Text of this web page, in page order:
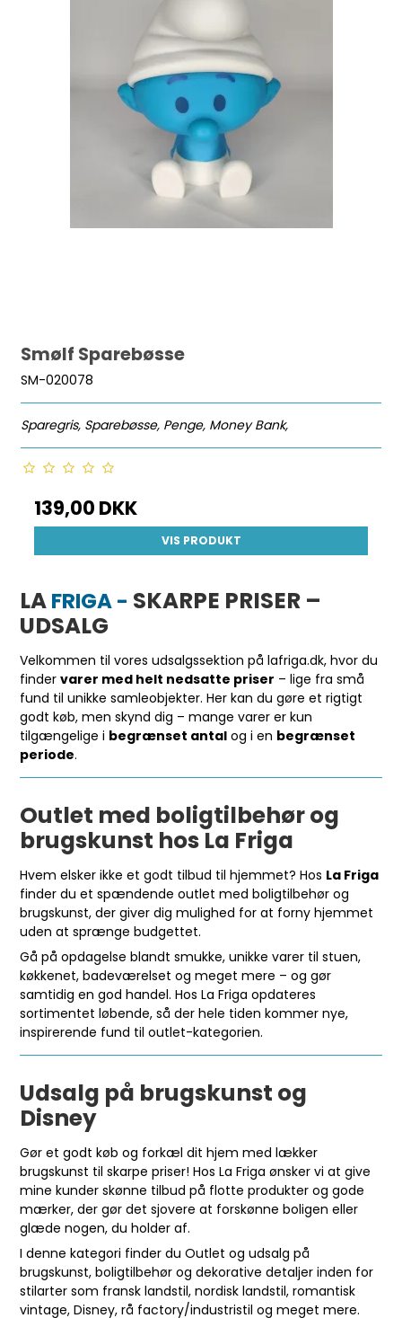
Smølf Sparebøsse
SM-020078
Sparegris, Sparebøsse, Penge, Money Bank,
139,00 DKK
VIS PRODUKT
LAFRIGA - SKARPE PRISER –
UDSALG
Velkommen til vores udsalgssektion på lafriga.dk, hvor du
findervarer med helt nedsatte priser – lige fra små
fund til unikke samleobjekter. Her kan du gøre et rigtigt
godt køb, men skynd dig – mange varer er kun
tilgængelige i begrænset antal og i en begrænset
periode.
Outlet med boligtilbehør og
brugskunst hos La Friga
Hvem elsker ikke et godt tilbud til hjemmet? Hos La Friga
finder du et spændende outlet med boligtilbehør og
brugskunst, der giver dig mulighed for at forny hjemmet
uden at sprænge budgettet.
Gå på opdagelse blandt smukke, unikke varer til stuen,
køkkenet, badeværelset og meget mere – og gør
samtidig en god handel. Hos La Friga opdateres
sortimentet løbende, så der hele tiden kommer nye,
inspirerende fund til outlet-kategorien.
Udsalg på brugskunst og
Disney
Gør et godt køb og forkæl dit hjem med lækker
brugskunst til skarpe priser! Hos La Friga ønsker vi at give
mine kunder skønne tilbud på flotte produkter og gode
mærker, der gør det sjovere at forskønne boligen eller
glæde nogen, du holder af.
I denne kategori finder du Outlet og udsalg på
brugskunst, boligtilbehør og dekorative detaljer inden for
stilarter som fransk landstil, nordisk landstil, romantisk
vintage, Disney, rå factory/industristil og meget mere.